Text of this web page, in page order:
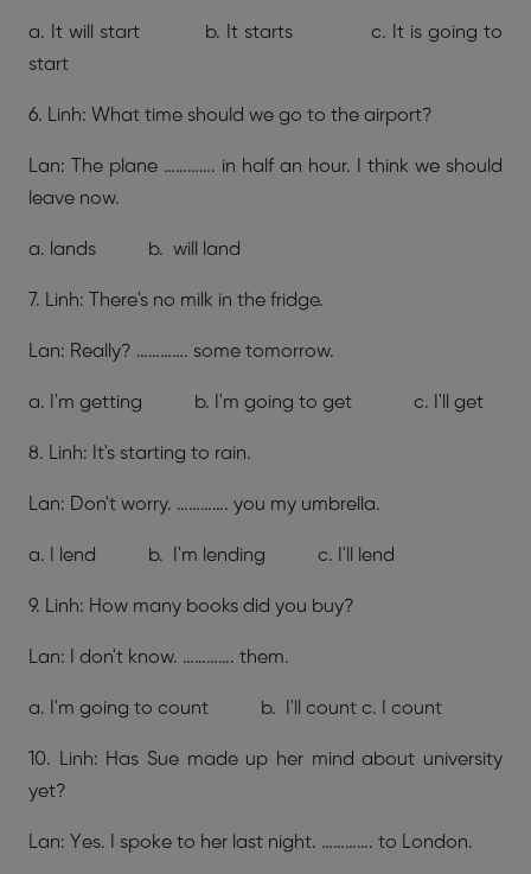
a. It will start b. It starts c. It is going to
start
6. Linh: What time should we go to the airport?
Lan: The plane …………. in half an hour. I think we should
leave now.
a. lands b. will land
7. Linh: There's no milk in the fridge.
Lan: Really? …………. some tomorrow.
a. I'm getting b. I'm going to get c. I'll get
8. Linh: It's starting to rain.
Lan: Don't worry. …………. you my umbrella.
a. I lend b. I'm lending c. I'll lend
9. Linh: How many books did you buy?
Lan: I don't know. …………. them.
a. I'm going to count b. I'll count c. I count
10. Linh: Has Sue made up her mind about university
yet?
Lan: Yes. I spoke to her last night. …………. to London.